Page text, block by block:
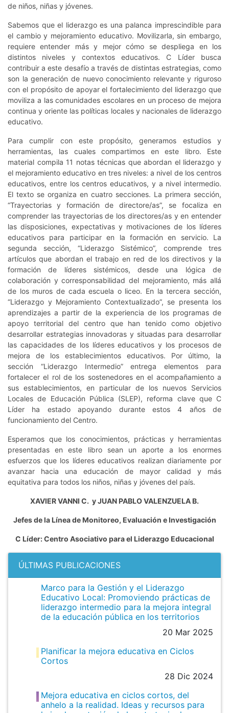
de niños, niñas y jóvenes.
Sabemos que el liderazgo es una palanca imprescindible para
el cambio y mejoramiento educativo. Movilizarla, sin embargo,
requiere entender más y mejor cómo se despliega en los
distintos niveles y contextos educativos. C Líder busca
contribuir a este desafío a través de distintas estrategias, como
son la generación de nuevo conocimiento relevante y riguroso
con el propósito de apoyar el fortalecimiento del liderazgo que
moviliza a las comunidades escolares en un proceso de mejora
continua y oriente las políticas locales y nacionales de liderazgo
educativo.
Para cumplir con este propósito, generamos estudios y
herramientas, las cuales compartimos en este libro. Este
material compila 11 notas técnicas que abordan el liderazgo y
el mejoramiento educativo en tres niveles: a nivel de los centros
educativos, entre los centros educativos, y a nivel intermedio.
El texto se organiza en cuatro secciones. La primera sección,
“Trayectorias y formación de directore/as”, se focaliza en
comprender las trayectorias de los directores/as y en entender
las disposiciones, expectativas y motivaciones de los líderes
educativos para participar en la formación en servicio. La
segunda sección, “Liderazgo Sistémico”, comprende tres
artículos que abordan el trabajo en red de los directivos y la
formación de líderes sistémicos, desde una lógica de
colaboración y corresponsabilidad del mejoramiento, más allá
de los muros de cada escuela o liceo. En la tercera sección,
“Liderazgo y Mejoramiento Contextualizado”, se presenta los
aprendizajes a partir de la experiencia de los programas de
apoyo territorial del centro que han tenido como objetivo
desarrollar estrategias innovadoras y situadas para desarrollar
las capacidades de los líderes educativos y los procesos de
mejora de los establecimientos educativos. Por último, la
sección “Liderazgo Intermedio” entrega elementos para
fortalecer el rol de los sostenedores en el acompañamiento a
sus establecimientos, en particular de los nuevos Servicios
Locales de Educación Pública (SLEP), reforma clave que C
Líder ha estado apoyando durante estos 4 años de
funcionamiento del Centro.
Esperamos que los conocimientos, prácticas y herramientas
presentadas en este libro sean un aporte a los enormes
esfuerzos que los líderes educativos realizan diariamente por
avanzar hacia una educación de mayor calidad y más
equitativa para todos los niños, niñas y jóvenes del país.
XAVIER VANNI C. y JUAN PABLO VALENZUELA B.
Jefes de la Línea de Monitoreo, Evaluación e Investigación
C Líder: Centro Asociativo para el Liderazgo Educacional
ÚLTIMAS PUBLICACIONES
Marco para la Gestión y el Liderazgo
Educativo Local: Promoviendo prácticas de
liderazgo intermedio para la mejora integral
de la educación pública en los territorios
20 Mar 2025
Planificar la mejora educativa en Ciclos
Cortos
28 Dic 2024
Mejora educativa en ciclos cortos, del
anhelo a la realidad. Ideas y recursos para